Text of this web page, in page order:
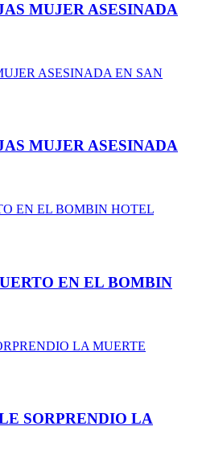
MUJER ASESINADA
ASESINADA EN SAN
MUJER ASESINADA
EN EL BOMBIN HOTEL
EN EL BOMBIN
LA MUERTE
SORPRENDIO LA